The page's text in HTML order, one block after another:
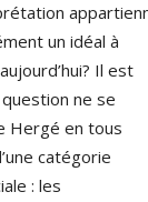
un idéal à
Il est
ne se
Hergé en tous
catégorie
: les